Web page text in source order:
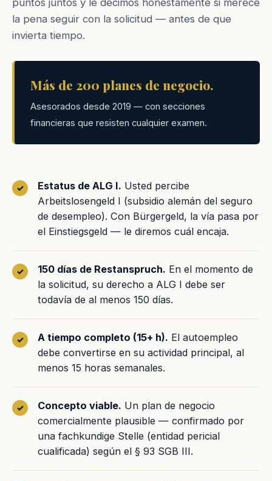
puntos juntos y le decimos honestamente si merece
la pena seguir con la solicitud — antes de que
invierta tiempo.
Más de 200 planes de negocio.
Asesorados desde 2019 — con secciones
financieras que resisten cualquier examen.
Estatus de ALG I. Usted percibe
Arbeitslosengeld I (subsidio alemán del seguro
de desempleo). Con Bürgergeld, la vía pasa por
el Einstiegsgeld — le diremos cuál encaja.
150 días de Restanspruch. En el momento de
la solicitud, su derecho a ALG I debe ser
todavía de al menos 150 días.
A tiempo completo (15+ h). El autoempleo
debe convertirse en su actividad principal, al
menos 15 horas semanales.
Concepto viable. Un plan de negocio
comercialmente plausible — confirmado por
una fachkundige Stelle (entidad pericial
cualificada) según el § 93 SGB III.